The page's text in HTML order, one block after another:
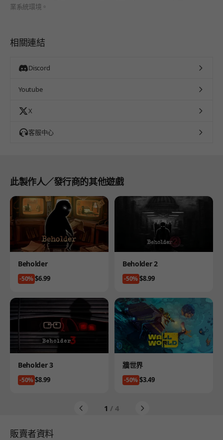
業系統環境。
相關連結
Discord
Youtube
X
客服中心
此製作人／發行商的其他遊戲
Product
Beholder
-50%Price
$6.99
Product
Beholder 2
-50%Price
$8.99
Product
Beholder 3
-50%Price
$8.99
Product
牆世界
-50%Price
$3.49
1 / 4
販賣者資料